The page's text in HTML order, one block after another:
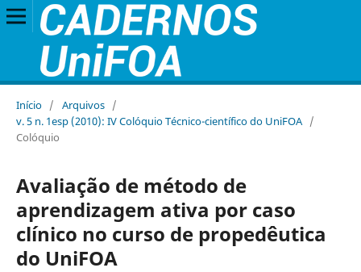
Início / Arquivos /
v. 5 n. 1esp (2010): IV Colóquio Técnico-científico do UniFOA /
Colóquio
Avaliação de método de
aprendizagem ativa por caso
clínico no curso de propedêutica
do UniFOA